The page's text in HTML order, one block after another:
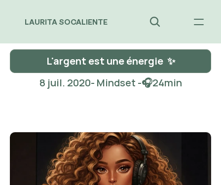
LAURITA SOCALIENTE
L'argent est une énergie  ✨
8 juil. 2020- Mindset -🎧24min